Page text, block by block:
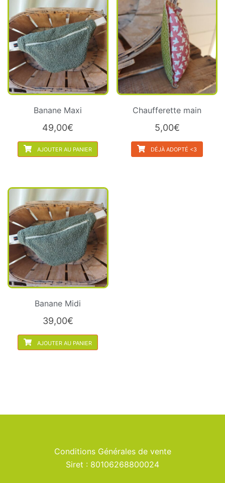
pressions)
Banane Maxi
49,00€
AJOUTER AU PANIER
Chaufferette main
5,00€
DÉJÀ ADOPTÉ <3
Banane Midi
39,00€
AJOUTER AU PANIER
Conditions Générales de vente
Siret : 80106268800024